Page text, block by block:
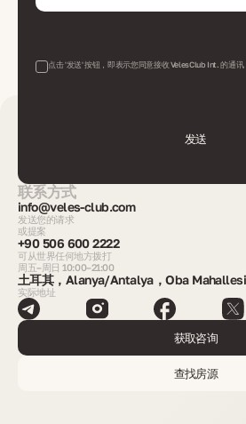
点击 '发送' 按钮，即表示您同意接收 VelesClub Int. 的通
发送
联系方式
info@veles-club.com
发送您的请求
或提案
+90 506 600 2222
可从世界任何地方拨打
周五–周日 10:00–21:00
土耳其，Alanya/Antalya，Oba
实际地址
获取咨询
查找房源